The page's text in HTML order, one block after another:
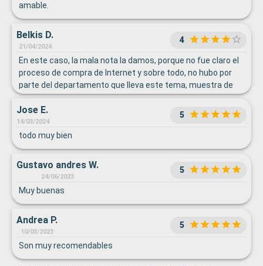
amable.
Belkis D.
21/04/2024
4
En este caso, la mala nota la damos, porque no fue claro el
proceso de compra de Internet y sobre todo, no hubo por
parte del departamento que lleva este tema, muestra de
buscar alternativa alguna, cuando le explicamos que por
error habíamos contratado más del servicio que íbamos a
requerir, consideramos que eso no es correcto. Por lo
demás un buen servicio, nosotros disfrutamos de nuestra
experiencia.
Jose E.
14/03/2024
5
todo muy bien
Gustavo andres W.
24/06/2023
5
Muy buenas
Andrea P.
10/03/2023
5
Son muy recomendables